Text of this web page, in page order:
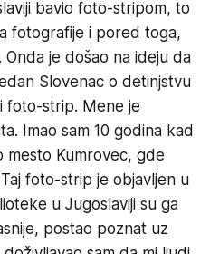
bavio foto-stripom, to
fotografije i pored toga,
je došao na ideju da
Slovenac o detinjstvu
foto-strip. Mene je
Imao sam 10 godina kad
mesto Kumrovec, gde
foto-strip je objavljen u
u Jugoslaviji su ga
postao poznat uz